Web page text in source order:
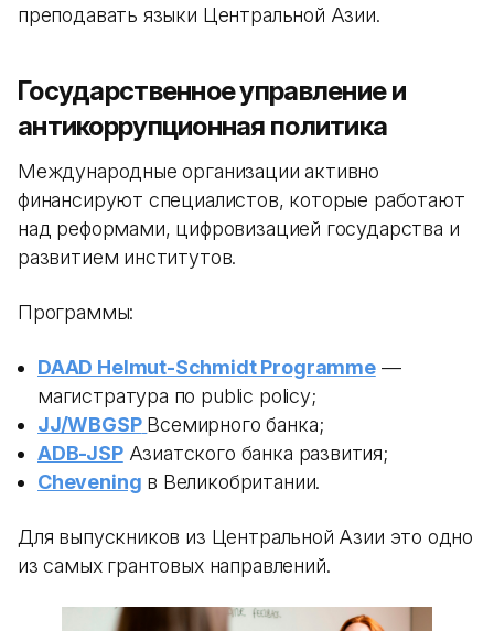
преподавать языки Центральной Азии.
Государственное управление и
антикоррупционная политика
Международные организации активно
финансируют специалистов, которые работают
над реформами, цифровизацией государства и
развитием институтов.
Программы:
DAAD Helmut-Schmidt Programme—
магистратура по public policy;
JJ/WBGSP Всемирного банка;
ADB-JSPАзиатского банка развития;
Chevening в Великобритании.
Для выпускников из Центральной Азии это одно
из самых грантовых направлений.